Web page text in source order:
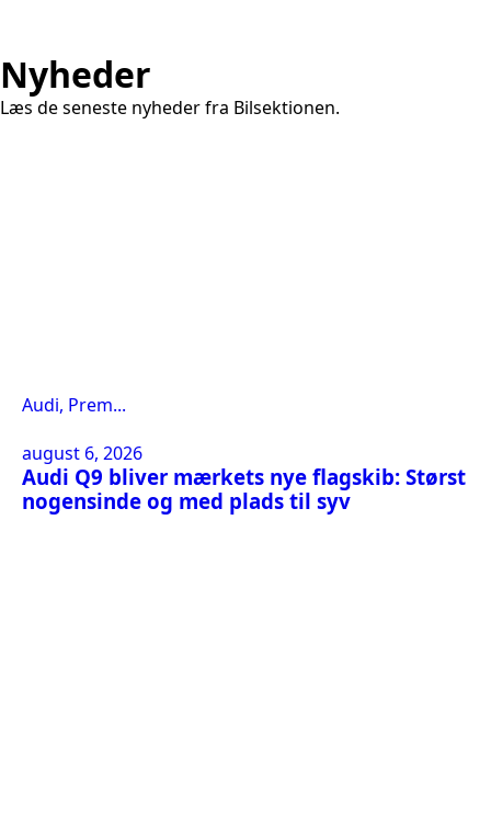
Nyheder
Læs de seneste nyheder fra Bilsektionen.
Audi, Prem...
august 6, 2026
Audi Q9 bliver mærkets nye flagskib: Størst
nogensinde og med plads til syv